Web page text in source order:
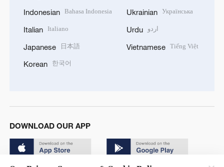
Indonesian Bahasa Indonesia
Italian Italiano
Japanese 日本語
Korean 한국어
Ukrainian Українська
Urdu اردو
Vietnamese Tiếng Việt
DOWNLOAD OUR APP